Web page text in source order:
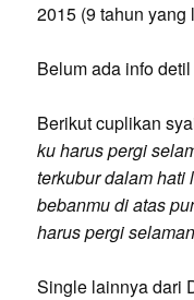
2015 (9 tahun yang
Belum ada info
Berikut cuplikan
ku harus pergi
terkubur dalam hati
bebanmu di atas
harus pergi
Single lainnya dari